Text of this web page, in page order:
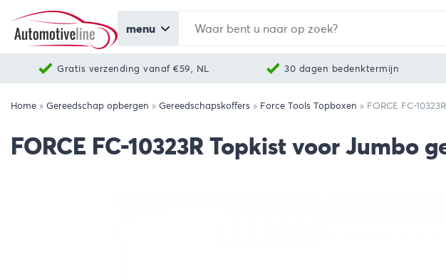
menu
Gratis verzending vanaf €59, NL 30 dagen bedenktermijn
Home » Gereedschap opbergen » Gereedschapskoffers » Force Tools Topboxen » FORCE FC-
FORCE FC-10323R Topkist voor Jumbo